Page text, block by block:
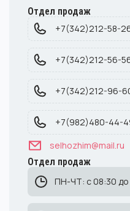
Отдел продаж
+7(342)212-58-
+7(342)212-56-
+7(342)212-96-
+7(982)480-44-
selhozhim@mail.ru
Отдел продаж
ПН-ЧТ: с 08:30 до